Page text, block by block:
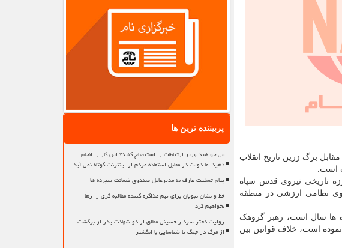
برگ زرین تاریخ انقلاب
است.
تاریخی نیروی قدس سپاه
نظامی ارزشی در منطقه
ه ها سال است، رهبر گروهک
است، خلاف قوانین بین
پربیننده ترین ها
می خواهید وزیر ارتباطات را استیضاح کنید؟ این کار را انجام
دهید اما دولت در مقابل استفاده مردم از اینترنت کوتاه نمی آید
پیام تسلیت عارف به مدیرعامل صندوق ضمانت سپرده ها
خط و نشان نبویان برای تیم مذاکره کننده مطالبه گری را رها
نخواهیم کرد
روایت دختر سردار حسینی مطلق از دو شهادت پدر از برگشت
از مرگ در جنگ تا شناسایی با انگشتر